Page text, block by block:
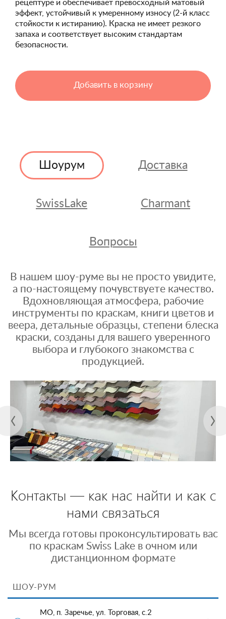
рецептуре и обеспечивает превосходный матовый
эффект, устойчивый к умеренному износу (2-й класс
стойкости к истиранию). Краска не имеет резкого
запаха и соответствует высоким стандартам
безопасности.
Добавить в корзину
Шоурум Доставка
SwissLake Charmant
Вопросы
В нашем шоу-руме вы не просто увидите,
а по-настоящему почувствуете качество.
Вдохновляющая атмосфера, рабочие
инструменты по краскам, книги цветов и
веера, детальные образцы, степени блеска
краски, созданы для вашего уверенного
выбора и глубокого знакомства с
продукцией.
Контакты — как нас найти и как с
нами связаться
Мы всегда готовы проконсультировать вас
по краскам Swiss Lake в очном или
дистанционном формате
ШОУ-РУМ
МО, п. Заречье, ул. Торговая, с.2